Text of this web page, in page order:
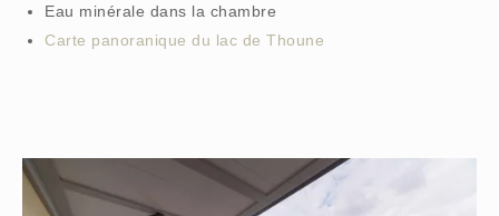
Eau minérale dans la chambre
Carte panoranique du lac de Thoune